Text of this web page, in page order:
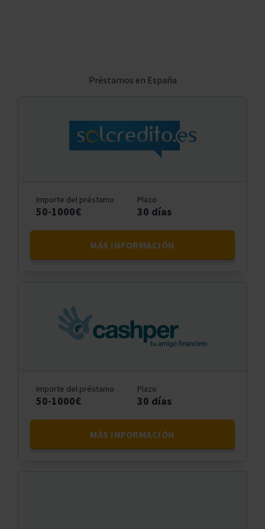
Préstamos en España
Importe del préstamo
50-1000€
Plazo
30 días
MÁS INFORMACIÓN
Importe del préstamo
50-1000€
Plazo
30 días
MÁS INFORMACIÓN